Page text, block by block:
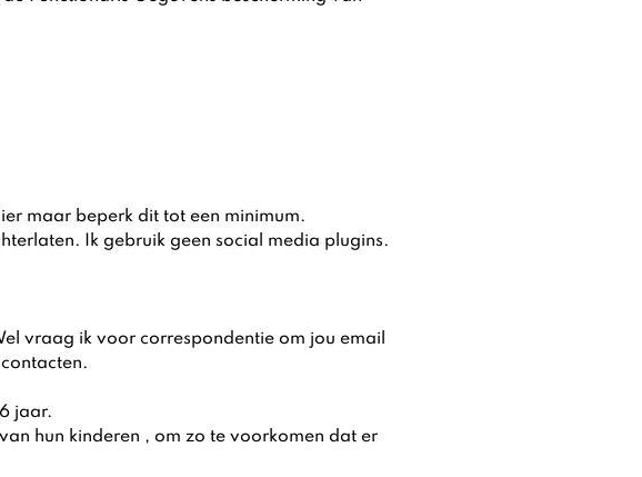
maar beperk dit tot een minimum.
Ik gebruik geen social media plugins.
vraag ik voor correspondentie om jou email
jaar.
hun kinderen , om zo te voorkomen dat er